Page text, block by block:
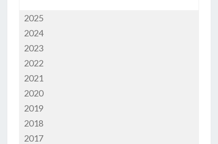
2025
2024
2023
2022
2021
2020
2019
2018
2017